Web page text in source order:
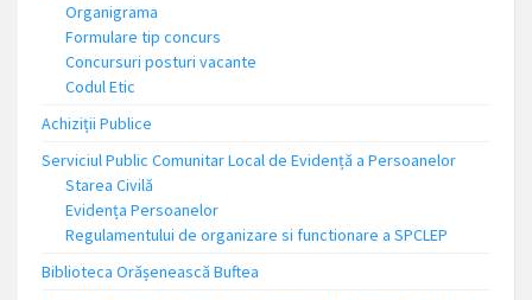
Organigrama
Formulare tip concurs
Concursuri posturi vacante
Codul Etic
Achiziții Publice
Serviciul Public Comunitar Local de Evidență a Persoanelor
Starea Civilă
Evidența Persoanelor
Regulamentului de organizare si functionare a SPCLEP
Biblioteca Orășenească Buftea